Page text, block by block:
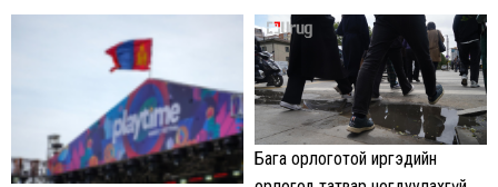
Бага орлоготой иргэдийн